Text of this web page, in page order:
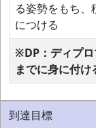
る姿勢をもち
につける
※DP：ディプ
までに身に付
到達目標